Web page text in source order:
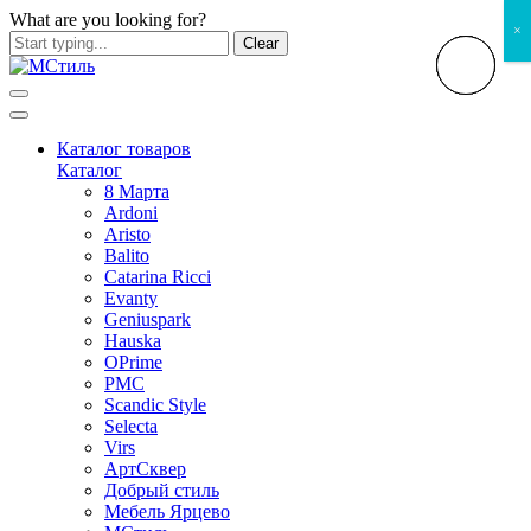
What are you looking for?
Clear
Каталог товаров
Каталог
8 Марта
Ardoni
Aristo
Balito
Catarina Ricci
Evanty
Geniuspark
Hauska
OPrime
PMC
Scandic Style
Selecta
Virs
АртСквер
Добрый стиль
Мебель Ярцево
×